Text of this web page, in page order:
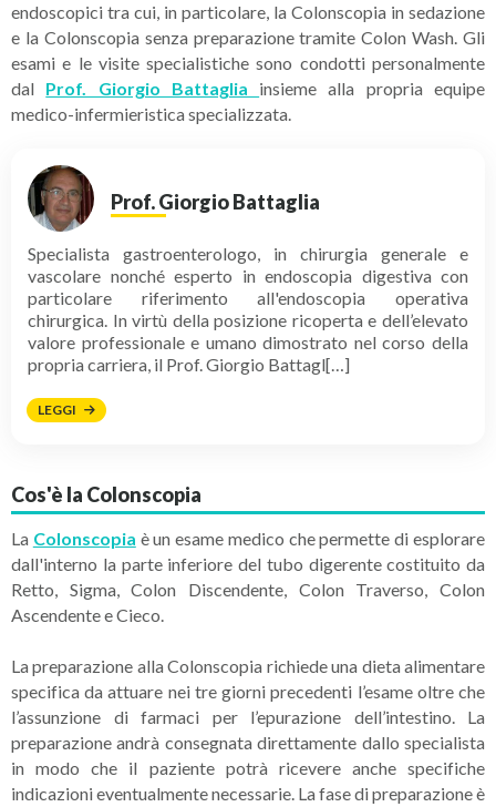
endoscopici tra cui, in particolare, la Colonscopia in sedazione
e la Colonscopia senza preparazione tramite Colon Wash. Gli
esami e le visite specialistiche sono condotti personalmente
dal Prof. Giorgio Battaglia insieme alla propria equipe
medico-infermieristica specializzata.
Prof. Giorgio Battaglia
Specialista gastroenterologo, in chirurgia generale e
vascolare nonché esperto in endoscopia digestiva con
particolare riferimento all'endoscopia operativa
chirurgica. In virtù della posizione ricoperta e dell’elevato
valore professionale e umano dimostrato nel corso della
propria carriera, il Prof. Giorgio Battagl[…]
LEGGI
Cos'è la Colonscopia
La Colonscopia è un esame medico che permette di esplorare
dall'interno la parte inferiore del tubo digerente costituito da
Retto, Sigma, Colon Discendente, Colon Traverso, Colon
Ascendente e Cieco.
La preparazione alla Colonscopia richiede una dieta alimentare
specifica da attuare nei tre giorni precedenti l’esame oltre che
l’assunzione di farmaci per l’epurazione dell’intestino. La
preparazione andrà consegnata direttamente dallo specialista
in modo che il paziente potrà ricevere anche specifiche
indicazioni eventualmente necessarie. La fase di preparazione è